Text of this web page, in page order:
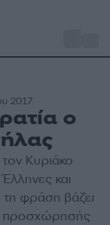
2017
ο
Κυριάκο
και
τη φράση βάζει
προσχώρησής